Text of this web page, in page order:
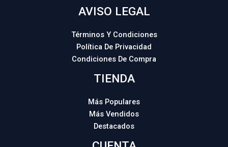
AVISO LEGAL
Términos Y Condiciones
Política De Privacidad
Condiciones De Compra
TIENDA
Más Populares
Más Vendidos
Destacados